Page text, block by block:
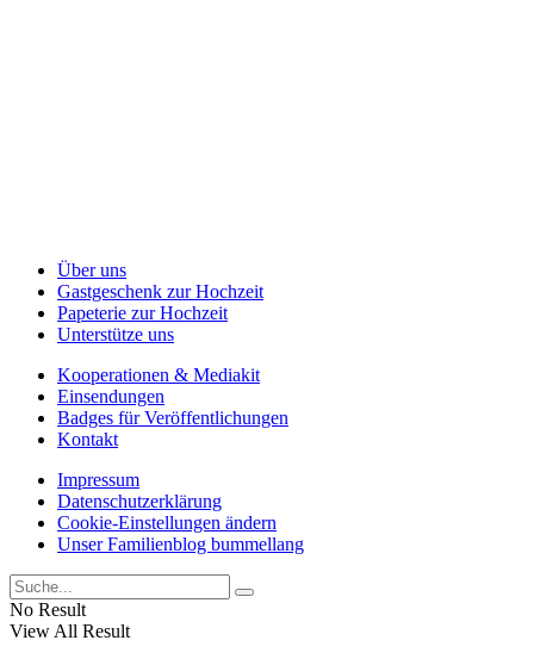
Über uns
Gastgeschenk zur Hochzeit
Papeterie zur Hochzeit
Unterstütze uns
Kooperationen & Mediakit
Einsendungen
Badges für Veröffentlichungen
Kontakt
Impressum
Datenschutzerklärung
Cookie-Einstellungen ändern
Unser Familienblog bummellang
No Result
View All Result